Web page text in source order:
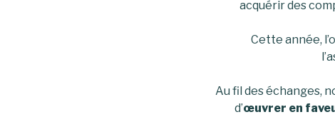
acquérir des
Cette année,
Au fil des échanges,
d’œuvrer en